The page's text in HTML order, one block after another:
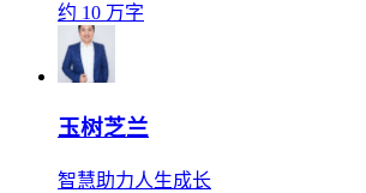
约 10 万字
玉树芝兰
智慧助力人生成长